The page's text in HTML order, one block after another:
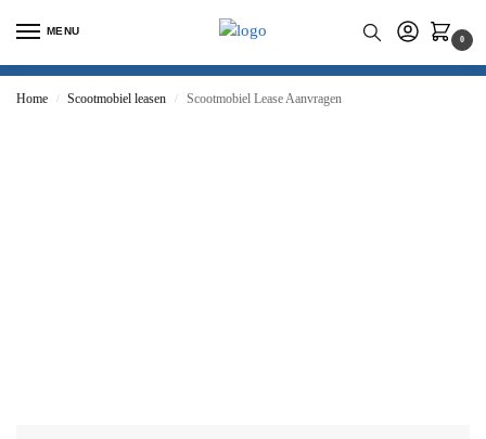
MENU
0
Home / Scootmobiel leasen / Scootmobiel Lease Aanvragen